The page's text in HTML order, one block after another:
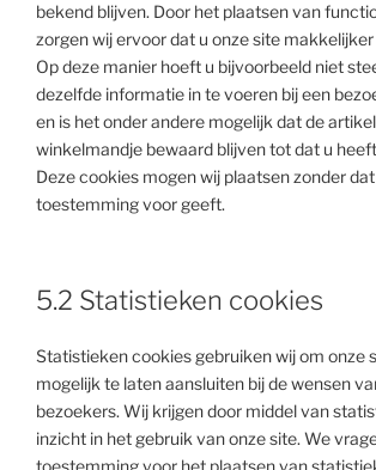
bekend blijven. Door het plaatsen van
zorgen wij ervoor dat u onze site
Op deze manier hoeft u bijvoorbeeld niet
dezelfde informatie in te voeren bij een
en is het onder andere mogelijk dat de
winkelmandje bewaard blijven tot dat u
Deze cookies mogen wij plaatsen zonder
toestemming voor geeft.
5.2 Statistieken cookies
Statistieken cookies gebruiken wij om onze
mogelijk te laten aansluiten bij de wensen
bezoekers. Wij krijgen door middel van
inzicht in het gebruik van onze site. We
toestemming voor het plaatsen van